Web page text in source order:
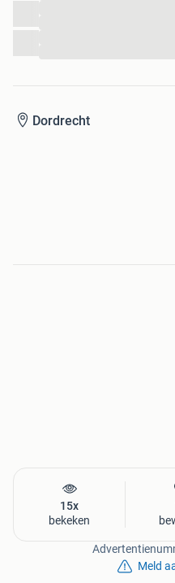
Dordrecht
15x
bekeken
Meld